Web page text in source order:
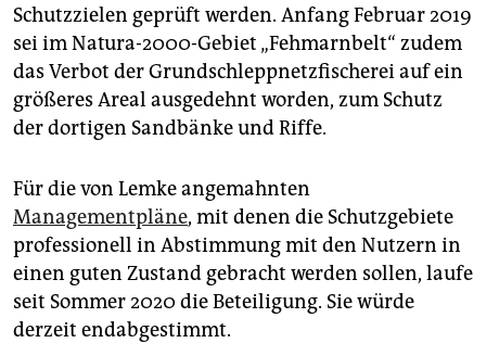
Schutzzielen geprüft werden. Anfang Februar 2019
sei im Natura-2000-Gebiet „Fehmarnbelt“ zudem
das Verbot der Grundschleppnetzfischerei auf ein
größeres Areal ausgedehnt worden, zum Schutz
der dortigen Sandbänke und Riffe.
Für die von Lemke angemahnten
Managementpläne, mit denen die Schutzgebiete
professionell in Abstimmung mit den Nutzern in
einen guten Zustand gebracht werden sollen, laufe
seit Sommer 2020 die Beteiligung. Sie würde
derzeit endabgestimmt.